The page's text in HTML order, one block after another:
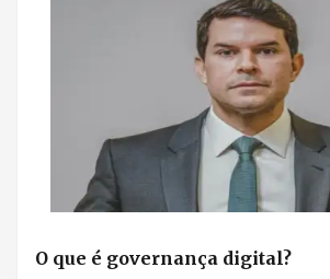
O que é governança digital?